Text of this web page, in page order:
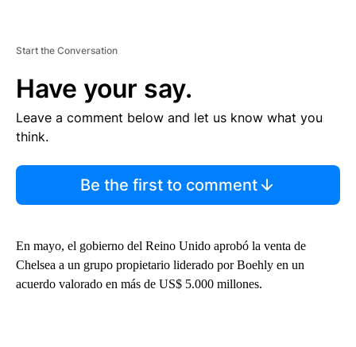
Start the Conversation
Have your say.
Leave a comment below and let us know what you
think.
Be the first to comment
En mayo, el gobierno del Reino Unido aprobó la venta de
Chelsea a un grupo propietario liderado por Boehly en un
acuerdo valorado en más de US$ 5.000 millones.